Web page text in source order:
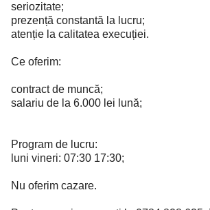
seriozitate;
prezență constantă la lucru;
atenție la calitatea execuției.
Ce oferim:
contract de muncă;
salariu de la 6.000 lei lună;
Program de lucru:
luni vineri: 07:30 17:30;
Nu oferim cazare.